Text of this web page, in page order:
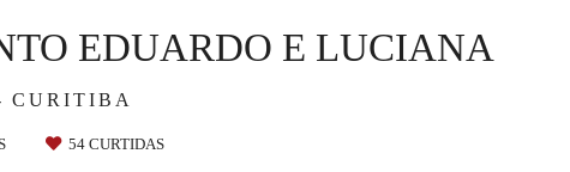
CURITIBA
EDUARDO E LUCIANA
54 CURTIDAS